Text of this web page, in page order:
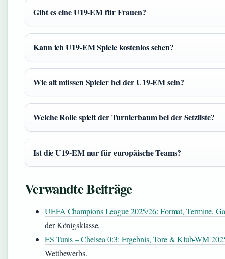
Gibt es eine U19-EM für Frauen?
Kann ich U19-EM Spiele kostenlos sehen?
Wie alt müssen Spieler bei der U19-EM sein?
Welche Rolle spielt der Turnierbaum bei der Setzliste?
Ist die U19-EM nur für europäische Teams?
Verwandte Beiträge
UEFA Champions League 2025/26: Format, Termine,
der Königsklasse.
ES Tunis – Chelsea 0:3: Ergebnis, Tore & Klub-WM
Wettbewerbs.